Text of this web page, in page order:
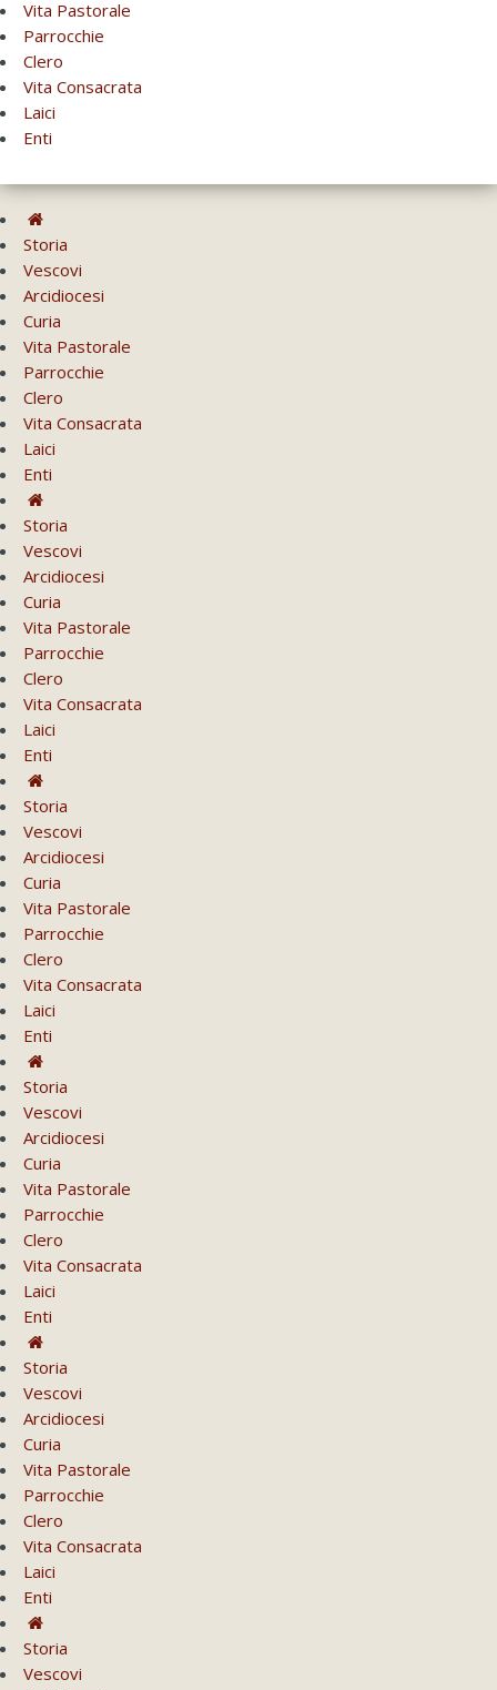
Vita Pastorale
Parrocchie
Clero
Vita Consacrata
Laici
Enti
Storia
Vescovi
Arcidiocesi
Curia
Vita Pastorale
Parrocchie
Clero
Vita Consacrata
Laici
Enti
Storia
Vescovi
Arcidiocesi
Curia
Vita Pastorale
Parrocchie
Clero
Vita Consacrata
Laici
Enti
Storia
Vescovi
Arcidiocesi
Curia
Vita Pastorale
Parrocchie
Clero
Vita Consacrata
Laici
Enti
Storia
Vescovi
Arcidiocesi
Curia
Vita Pastorale
Parrocchie
Clero
Vita Consacrata
Laici
Enti
Storia
Vescovi
Arcidiocesi
Curia
Vita Pastorale
Parrocchie
Clero
Vita Consacrata
Laici
Enti
Storia
Vescovi